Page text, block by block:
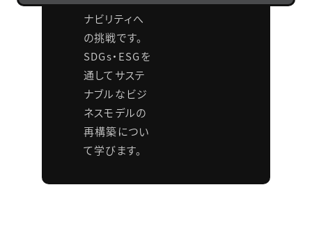
ナビリティへ
の挑戦です。
SDGs・ESGを
通してサステ
ナブルなビジ
ネスモデルの
再構築につい
て学びます。